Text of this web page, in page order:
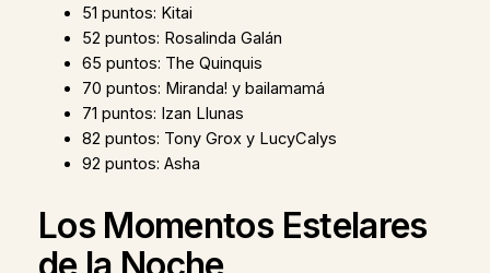
51 puntos: Kitai
52 puntos: Rosalinda Galán
65 puntos: The Quinquis
70 puntos: Miranda! y bailamamá
71 puntos: Izan Llunas
82 puntos: Tony Grox y LucyCalys
92 puntos: Asha
Los Momentos Estelares